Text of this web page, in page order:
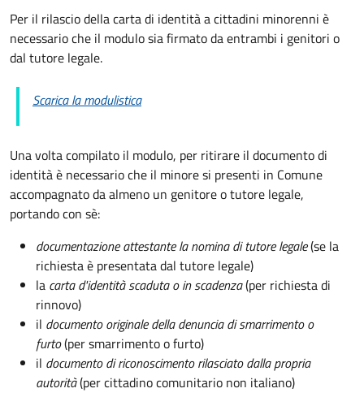
Per il rilascio della carta di identità a cittadini minorenni è
necessario che il modulo sia firmato da entrambi i genitori o
dal tutore legale.
Scarica la modulistica
Una volta compilato il modulo, per ritirare il documento di
identità è necessario che il minore si presenti in Comune
accompagnato da almeno un genitore o tutore legale,
portando con sè:
documentazione attestante la nomina di tutore legale(se la
richiesta è presentata dal tutore legale)
la carta d'identità scaduta o in scadenza(per richiesta di
rinnovo)
il documento originale della denuncia di smarrimento o
furto(per smarrimento o furto)
il documento di riconoscimento rilasciato dalla propria
autorità(per cittadino comunitario non italiano)